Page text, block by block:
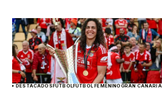
DESTACADOSFÚTBOLFÚTBOL FEMENINOGRAN CANARIA